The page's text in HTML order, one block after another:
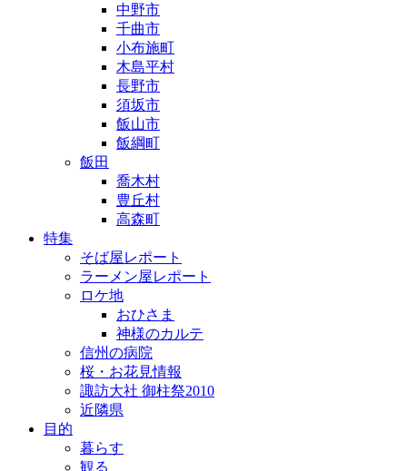
中野市
千曲市
小布施町
木島平村
長野市
須坂市
飯山市
飯綱町
飯田
喬木村
豊丘村
高森町
特集
そば屋レポート
ラーメン屋レポート
ロケ地
おひさま
神様のカルテ
信州の病院
桜・お花見情報
諏訪大社 御柱祭2010
近隣県
目的
暮らす
観る